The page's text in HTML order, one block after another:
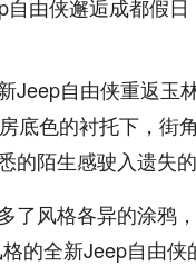
Jeep自由侠重返玉
底色的衬托下，街
的陌生感驶入遗失的
了风格各异的涂鸦
的全新Jeep自由侠